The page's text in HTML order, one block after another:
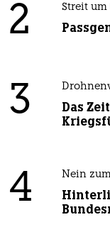
2 Streit um
3
Das
4 Nein